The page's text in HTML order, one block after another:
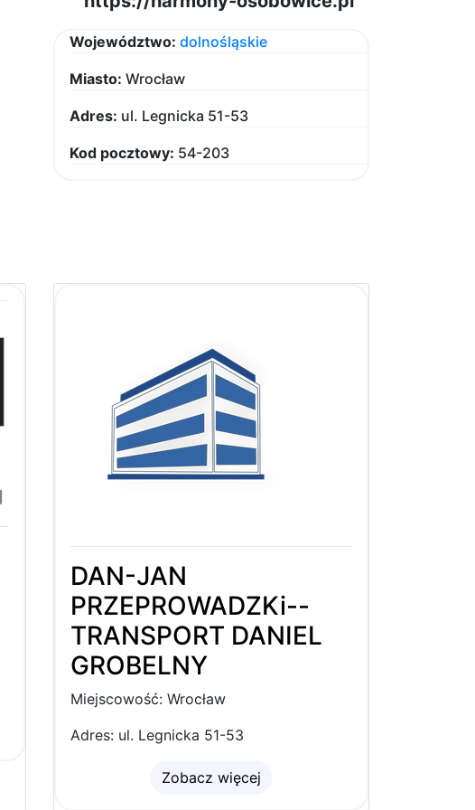
Województwo: dolnośląskie
Miasto: Wrocław
Adres: ul. Legnicka 51-53
Kod pocztowy: 54-203
DAN-JAN
PRZEPROWADZKi--
TRANSPORT DANIEL
GROBELNY
Miejscowość: Wrocław
Adres: ul. Legnicka 51-53
Zobacz więcej